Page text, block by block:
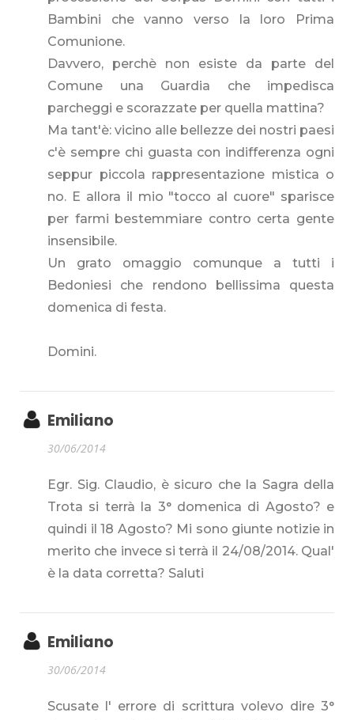
Bambini che vanno verso la loro Prima
Comunione.
Davvero, perchè non esiste da parte del
Comune una Guardia che impedisca
parcheggi e scorazzate per quella mattina?
Ma tant'è: vicino alle bellezze dei nostri paesi
c'è sempre chi guasta con indifferenza ogni
seppur piccola rappresentazione mistica o
no. E allora il mio "tocco al cuore" sparisce
per farmi bestemmiare contro certa gente
insensibile.
Un grato omaggio comunque a tutti i
Bedoniesi che rendono bellissima questa
domenica di festa.
Domini.
Emiliano
30/06/2014
Egr. Sig. Claudio, è sicuro che la Sagra della
Trota si terrà la 3° domenica di Agosto? e
quindi il 18 Agosto? Mi sono giunte notizie in
merito che invece si terrà il 24/08/2014. Qual'
è la data corretta? Saluti
Emiliano
30/06/2014
Scusate l' errore di scrittura volevo dire 3°